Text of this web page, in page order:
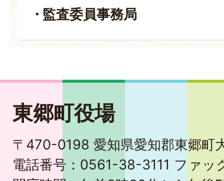
監査委員事務局
東郷町役場
〒470-0198 愛知県愛知郡東郷町
電話番号：0561-38-3111 ファ